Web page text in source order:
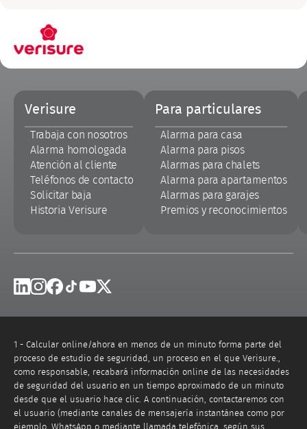
Pie
página
Verisure
Trabaja con nosotros
Alarma homologada
Atención al cliente
Teléfonos de contacto
Solicitar baja
Historia Verisure
Para particulares
Alarma para casa
Alarma para pisos
Alarmas para chalets
Alarma para apartamentos
Alarmas para garajes
Premios y reconocimientos
Linkedin
Instagram
Facebook
Tik TokYoutube
1 - Calcular online/ahora en menos de un minuto forma parte del
proceso de estudio de seguridad, un proceso en el que Verisure.,
como responsable, recabará información online de las necesidades
de seguridad del usuario en un tiempo aproximado de un minuto
desde que el usuario hace clic. A continuación, contactaremos con
el usuario (mediante canales de mensajería instantánea como por
ejemplo, WhatsApp o mediante llamada telefónica, según sus